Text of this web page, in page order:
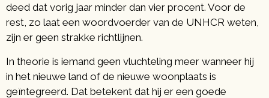
deed dat vorig jaar minder dan vier procent. Voor de
rest, zo laat een woordvoerder van de UNHCR weten,
zijn er geen strakke richtlijnen.
In theorie is iemand geen vluchteling meer wanneer hij
in het nieuwe land of de nieuwe woonplaats is
geïntegreerd. Dat betekent dat hij er een goede